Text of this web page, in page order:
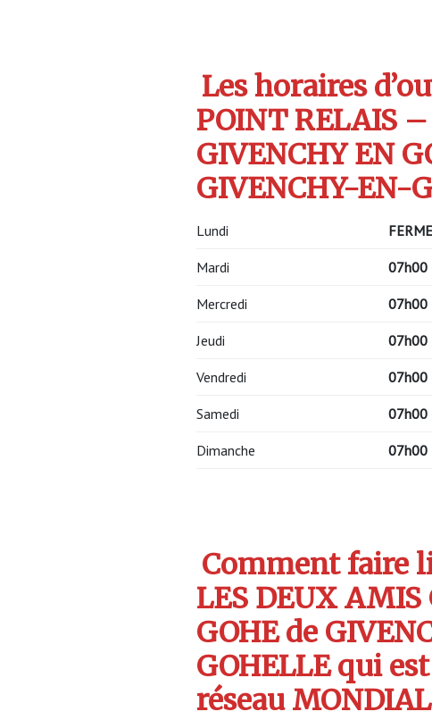
Les horaires
POINT RELAIS
GIVENCHY EN
GIVENCHY-EN-
Lundi FERME
Mardi 07h00
Mercredi 07h00
Jeudi 07h00
Vendredi 07h00
Samedi 07h00
Dimanche 07h00
Comment faire
LES DEUX AMIS
GOHE de
GOHELLE qui
réseau